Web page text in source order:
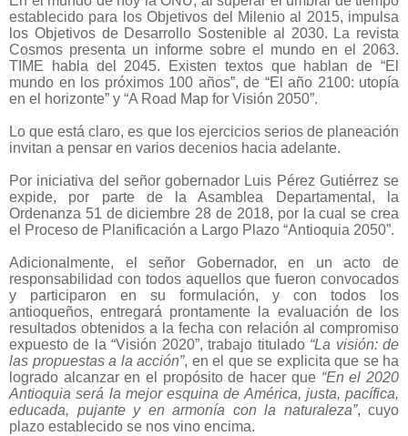
establecido para los Objetivos del Milenio al 2015, impulsa
los Objetivos de Desarrollo Sostenible al 2030. La revista
Cosmos presenta un informe sobre el mundo en el 2063.
TIME habla del 2045. Existen textos que hablan de “El
mundo en los próximos 100 años”, de “El año 2100: utopía
en el horizonte” y “A Road Map for Visión 2050”.
Lo que está claro, es que los ejercicios serios de planeación
invitan a pensar en varios decenios hacia adelante.
Por iniciativa del señor gobernador Luis Pérez Gutiérrez se
expide, por parte de la Asamblea Departamental, la
Ordenanza 51 de diciembre 28 de 2018, por la cual se crea
el Proceso de Planificación a Largo Plazo “Antioquia 2050”.
Adicionalmente, el señor Gobernador, en un acto de
responsabilidad con todos aquellos que fueron convocados
y participaron en su formulación, y con todos los
antioqueños, entregará prontamente la evaluación de los
resultados obtenidos a la fecha con relación al compromiso
expuesto de la “Visión 2020”, trabajo titulado “La visión: de
las propuestas a la acción”, en el que se explicita que se ha
logrado alcanzar en el propósito de hacer que “En el 2020
Antioquia será la mejor esquina de América, justa, pacífica,
educada, pujante y en armonía con la naturaleza”, cuyo
plazo establecido se nos vino encima.